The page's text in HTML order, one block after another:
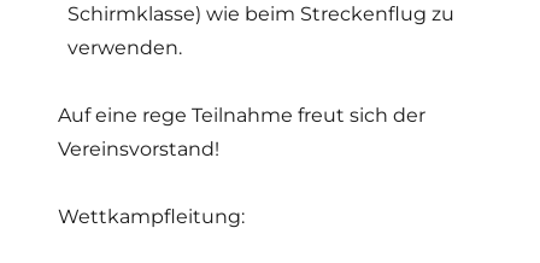
Schirmklasse) wie beim Streckenflug zu
verwenden.
Auf eine rege Teilnahme freut sich der
Vereinsvorstand!
Wettkampfleitung: